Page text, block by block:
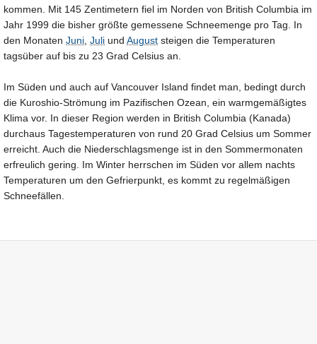
kommen. Mit 145 Zentimetern fiel im Norden von British Columbia im
Jahr 1999 die bisher größte gemessene Schneemenge pro Tag. In
den Monaten Juni Juli und August steigen die Temperaturen
tagsüber auf bis zu 23 Grad Celsius an.
Im Süden und auch auf Vancouver Island findet man, bedingt durch
die Kuroshio-Strömung im Pazifischen Ozean, ein warmgemäßigtes
Klima vor. In dieser Region werden in British Columbia (Kanada)
durchaus Tagestemperaturen von rund 20 Grad Celsius um Sommer
erreicht. Auch die Niederschlagsmenge ist in den Sommermonaten
erfreulich gering. Im Winter herrschen im Süden vor allem nachts
Temperaturen um den Gefrierpunkt, es kommt zu regelmäßigen
Schneefällen.